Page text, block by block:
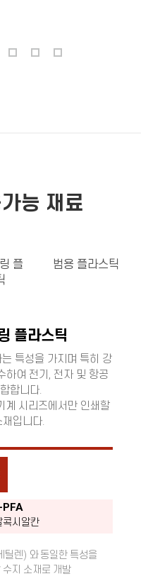
능 재료
플
범용 플라스틱
플라스틱
특성을 가지며 특히 강
하여 전기, 전자 및 항공
합니다.
계 시리즈에서만 인쇄할
입니다.
PFA
콕시알칸
틸렌) 와 동일한 특성을
수지 소재로 개발